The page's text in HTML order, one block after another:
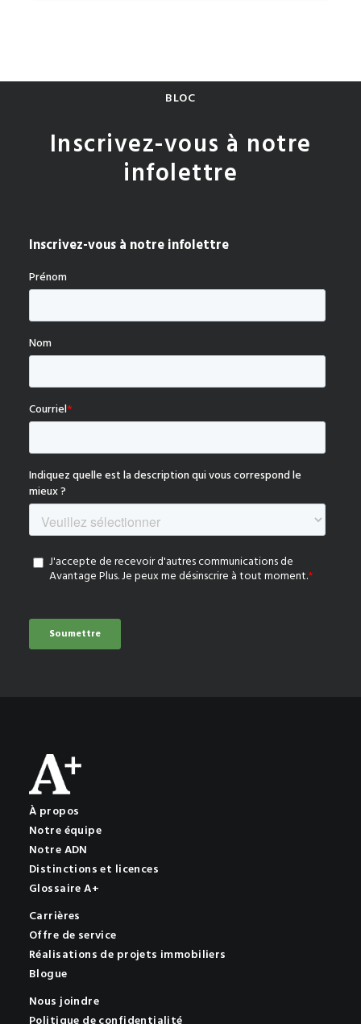
BLOC
Inscrivez-vous à notre
infolettre
À propos
Notre équipe
Notre ADN
Distinctions et licences
Glossaire A+
Carrières
Offre de service
Réalisations de projets immobiliers
Blogue
Nous joindre